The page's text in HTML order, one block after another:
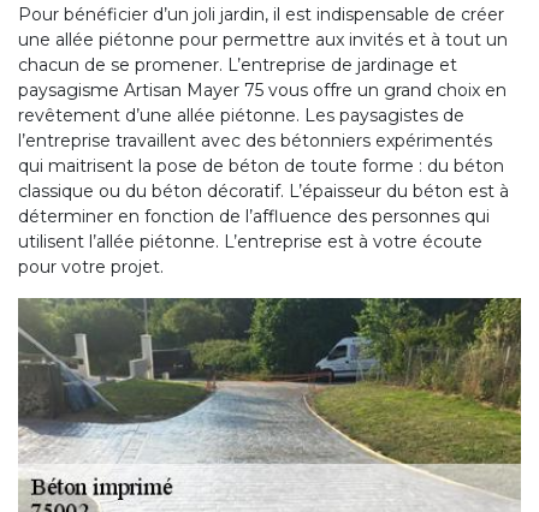
Pour bénéficier d’un joli jardin, il est indispensable de créer
une allée piétonne pour permettre aux invités et à tout un
chacun de se promener. L’entreprise de jardinage et
paysagisme Artisan Mayer 75 vous offre un grand choix en
revêtement d’une allée piétonne. Les paysagistes de
l’entreprise travaillent avec des bétonniers expérimentés
qui maitrisent la pose de béton de toute forme : du béton
classique ou du béton décoratif. L’épaisseur du béton est à
déterminer en fonction de l’affluence des personnes qui
utilisent l’allée piétonne. L’entreprise est à votre écoute
pour votre projet.